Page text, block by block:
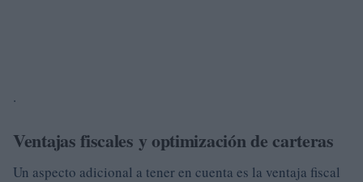
.
Ventajas fiscales y optimización de carteras
Un aspecto adicional a tener en cuenta es la ventaja fiscal